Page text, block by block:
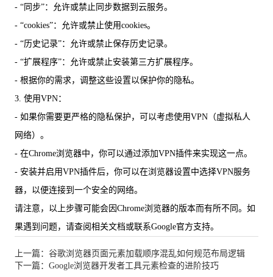
- “同步”：允许或禁止同步数据到云服务。
- “cookies”：允许或禁止使用cookies。
- “历史记录”：允许或禁止保存历史记录。
- “扩展程序”：允许或禁止安装第三方扩展程序。
- 根据你的需求，调整这些设置以保护你的隐私。
3. 使用VPN：
- 如果你需要更严格的隐私保护，可以考虑使用VPN（虚拟私人
网络）。
- 在Chrome浏览器中，你可以通过添加VPN插件来实现这一点。
- 安装并启用VPN插件后，你可以在浏览器设置中选择VPN服务
器，以便连接到一个安全的网络。
请注意，以上步骤可能会因Chrome浏览器的版本而有所不同。如
果遇到问题，请查阅相关文档或联系Google官方支持。
上一篇：谷歌浏览器页面元素加载顺序混乱如何规范布局逻辑
下一篇：Google浏览器开发者工具元素检查的进阶技巧